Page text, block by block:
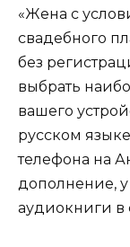
«Жена с
свадебного
без
выбрать
вашего
русском
телефона на
дополнение, у
аудиокниги в